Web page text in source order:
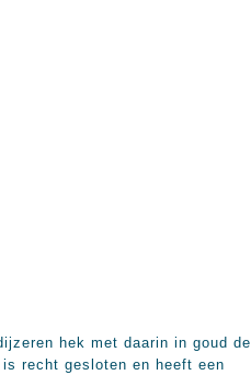
hek met daarin in goud de
recht gesloten en heeft een